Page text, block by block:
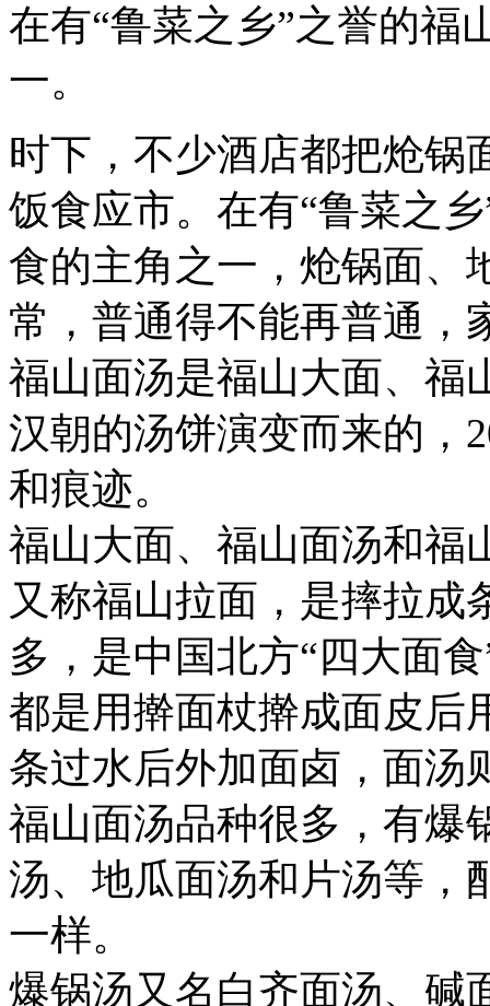
在有“鲁菜之乡”之誉的福
一。
时下，不少酒店都把炝锅
饭食应市。在有“鲁菜之
食的主角之一，炝锅面、
常，普通得不能再普通，
福山面汤是福山大面、福
汉朝的汤饼演变而来的，
和痕迹。
福山大面、福山面汤和福
又称福山拉面，是摔拉成
多，是中国北方“四大面
都是用擀面杖擀成面皮后
条过水后外加面卤，面汤
福山面汤品种很多，有爆
汤、地瓜面汤和片汤等，
一样。
爆锅汤又名白齐面汤、碱